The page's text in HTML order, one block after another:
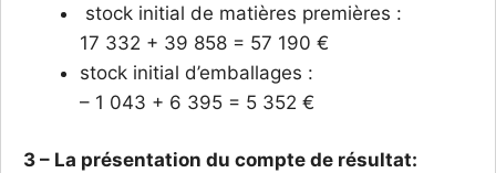
stock initial de matières premières :
17 332 + 39 858 = 57 190 €
stock initial d’emballages :
– 1 043 + 6 395 = 5 352 €
3 – La présentation du compte de résultat: